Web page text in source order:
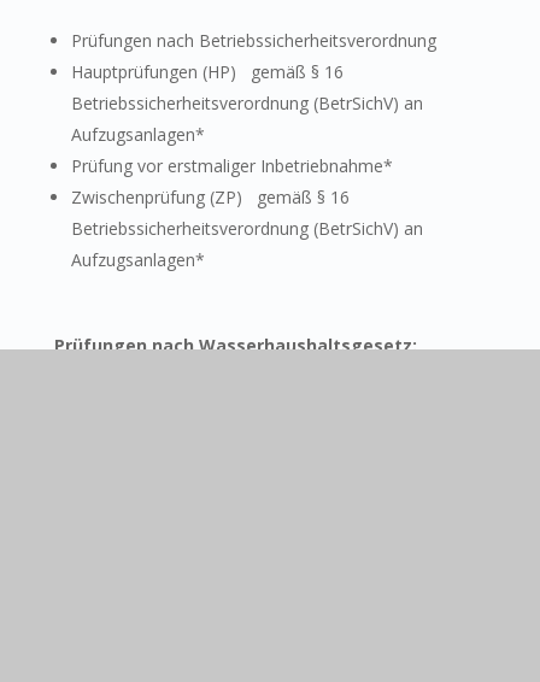
Prüfungen nach Betriebssicherheitsverordnung
Hauptprüfungen (HP) gemäß § 16
Betriebssicherheitsverordnung (BetrSichV) an
Aufzugsanlagen*
Prüfung vor erstmaliger Inbetriebnahme*
Zwischenprüfung (ZP) gemäß § 16
Betriebssicherheitsverordnung (BetrSichV) an
Aufzugsanlagen*
Prüfungen nach Wasserhaushaltsgesetz: